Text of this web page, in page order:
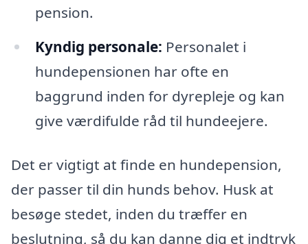
pension.
Kyndig personale: Personalet i
hundepensionen har ofte en
baggrund inden for dyrepleje og kan
give værdifulde råd til hundeejere.
Det er vigtigt at finde en hundepension,
der passer til din hunds behov. Husk at
besøge stedet, inden du træffer en
beslutning, så du kan danne dig et indtryk